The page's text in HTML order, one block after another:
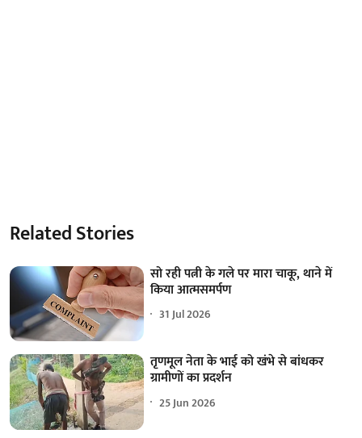
Related Stories
सो रही पत्नी के गले पर मारा चाकू, थाने में
किया आत्मसमर्पण
31 Jul 2026
तृणमूल नेता के भाई को खंभे से बांधकर
ग्रामीणों का प्रदर्शन
25 Jun 2026